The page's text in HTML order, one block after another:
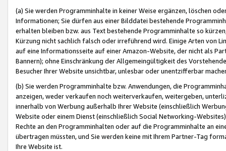
(a) Sie werden Programminhalte in keiner Weise ergänzen, löschen
Informationen; Sie dürfen aus einer Bilddatei bestehende
erhalten bleiben bzw. aus Text bestehende Programminhalte so
Kürzung nicht sachlich falsch oder irreführend wird. Einige Arten von
auf eine Informationsseite auf einer Amazon-Website, der nicht als
Bannern); ohne Einschränkung der Allgemeingültigkeit des
Besucher Ihrer Website unsichtbar, unlesbar oder unentzifferbar
(b) Sie werden Programminhalte bzw. Anwendungen, die
anzeigen, weder verkaufen noch weiterverkaufen, weitergeben,
innerhalb von Werbung außerhalb Ihrer Website (einschließlich
Website oder einem Dienst (einschließlich Social Networking-
Rechte an den Programminhalten oder auf die Programminhalte an
übertragen müssten, und Sie werden keine mit Ihrem Partner-Tag
Ihre Website ist.